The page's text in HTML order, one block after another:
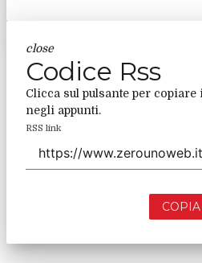
close
Codice Rss
Clicca sul pulsante per copiare
negli appunti.
RSS link